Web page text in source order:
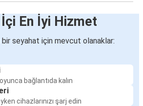
En İyi Hizmet
seyahat için mevcut olanaklar:
bağlantıda kalın
cihazlarınızı şarj edin